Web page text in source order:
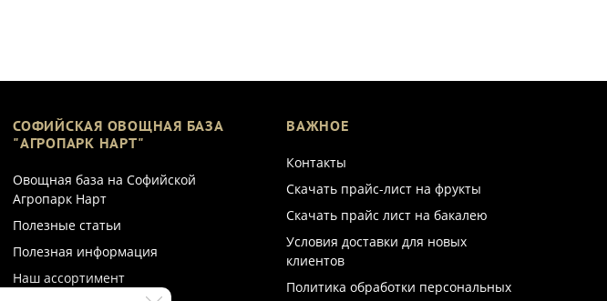
СОФИЙСКАЯ ОВОЩНАЯ БАЗА
"АГРОПАРК НАРТ"
Овощная база на Софийской
Агропарк Нарт
Полезные статьи
Полезная информация
Наш ассортимент
ВАЖНОЕ
Контакты
Скачать прайс-лист на фрукты
Скачать прайс лист на бакалею
Условия доставки для новых
клиентов
Политика обработки персональных